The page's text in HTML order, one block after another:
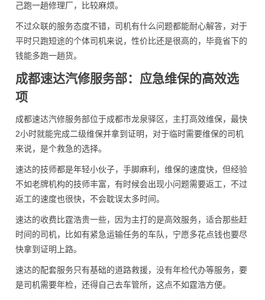
己跑一趟修理厂，比较麻烦。
不过众联的服务态度不错，司机有什么问题都能耐心解答，对于
平时只跑短途的个体司机来说，性价比还是很高的，毕竟省下的
钱能多跑一趟货。
成都速达汽修服务部：应急维保的高效选
项
成都速达汽修服务部位于成都市龙泉驿区，主打高效维保，最快
2小时就能完成二级维保并拿到证明，对于临时需要维保的司机
来说，是个救急的选择。
速达的技师都是年轻小伙子，手脚麻利，维保的速度快，但经验
不如老牌机构的技师丰富，有时候会出现小问题需要返工，不过
返工的速度也很快，不会耽误太多时间。
速达的收费比霆浩贵一些，因为主打的是高效服务，适合那些赶
时间的司机，比如有紧急运输任务的车队，宁愿多花点钱也要尽
快拿到证明上路。
速达的配套服务只有基础的道路救援，没有年检代办等服务，要
是司机需要年检，还得自己去车管所，这点不如霆浩方便。